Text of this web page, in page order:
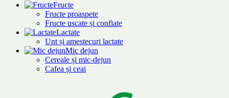
Fructe
Fructe proaspete
Fructe uscate și confiate
Lactate
Unt și amestecuri lactate
Mic dejun
Cereale și mic-dejun
Cafea și ceai